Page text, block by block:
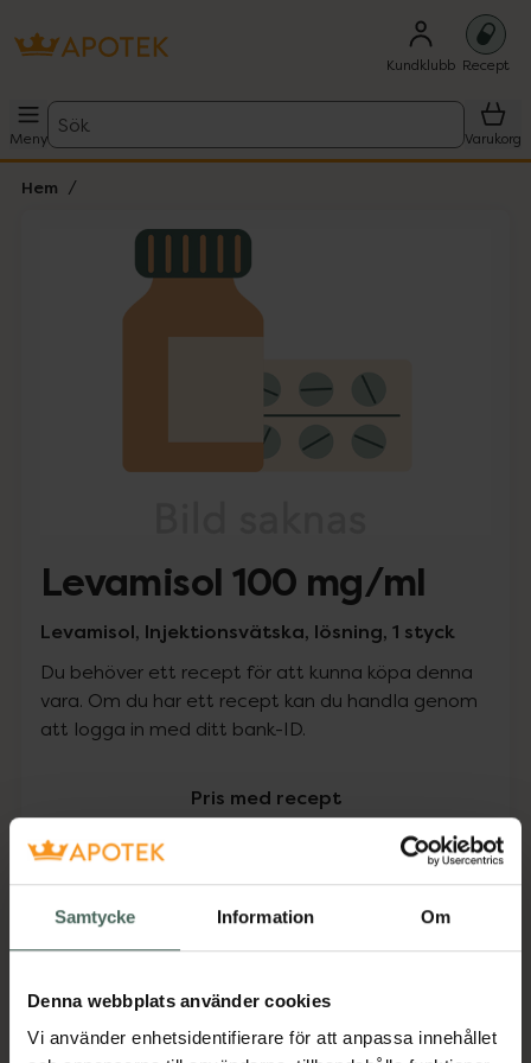
Samtycke Information Om
Denna webbplats använder cookies
Vi använder enhetsidentifierare för att anpassa innehållet
Kundklubb Recept
Meny
Sök
Varukorg
Hem
Lista: . Innehåller 1 objekt.
Levamisol 100 mg/ml
Levamisol, Injektionsvätska, lösning, 1 styck
Du behöver ett recept för att kunna köpa denna
vara. Om du har ett recept kan du handla genom
att logga in med ditt bank-ID.
Pris med recept
0 kr